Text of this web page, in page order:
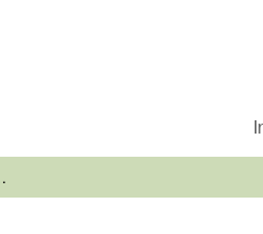
de stock